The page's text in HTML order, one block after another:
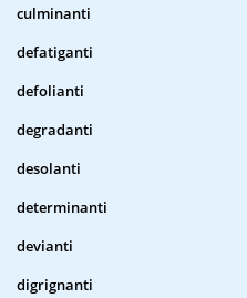
culminanti
defatiganti
defolianti
degradanti
desolanti
determinanti
devianti
digrignanti